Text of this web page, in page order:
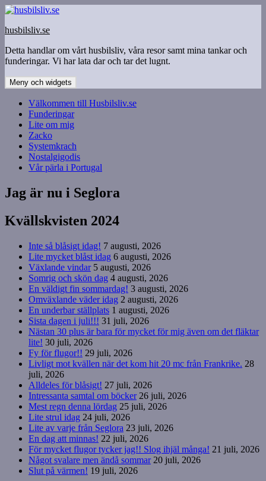
Hoppa
innehåll
husbilsliv.se
Detta handlar om vårt husbilsliv, våra resor samt mina tankar och
funderingar. Vi har lata dar och tar det lugnt.
Meny och widgets
Välkommen till Husbilsliv.se
Funderingar
Lite om mig
Zacko
Systemkrach
Nostalgigodis
Vår pärla i Portugal
Jag är nu i Seglora
Kvällskvisten 2024
Inte så blåsigt idag! 7 augusti, 2026
Lite mycket blåst idag 6 augusti, 2026
Växlande vindar 5 augusti, 2026
Somrig och skön dag 4 augusti, 2026
En väldigt fin sommardag! 3 augusti, 2026
Omväxlande väder idag 2 augusti, 2026
En underbar ställplats 1 augusti, 2026
Sista dagen i juli!!! 31 juli, 2026
Nästan 30 plus är bara för mycket för mig även om det fläktar
lite! 30 juli, 2026
Fy för flugor!! 29 juli, 2026
Livligt mot kvällen när det kom hit 20 mc från Frankrike. 28
juli, 2026
Alldeles för blåsigt! 27 juli, 2026
Intressanta samtal om böcker 26 juli, 2026
Mest regn denna lördag 25 juli, 2026
Lite strul idag 24 juli, 2026
Lite av varje från Seglora 23 juli, 2026
En dag att minnas! 22 juli, 2026
För mycket flugor tycker jag!! Slog ihjäl många! 21 juli, 2026
Något svalare men ändå sommar 20 juli, 2026
Slut på värmen! 19 juli, 2026